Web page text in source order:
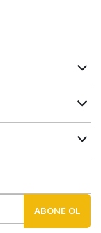
ABONE OL